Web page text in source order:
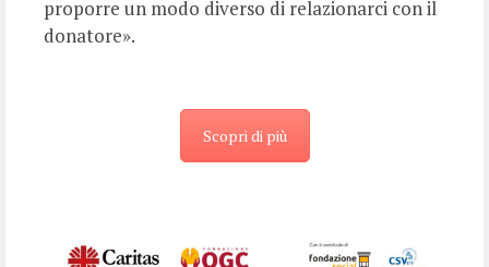
proporre un modo diverso di relazionarci con il
donatore».
Scopri di più